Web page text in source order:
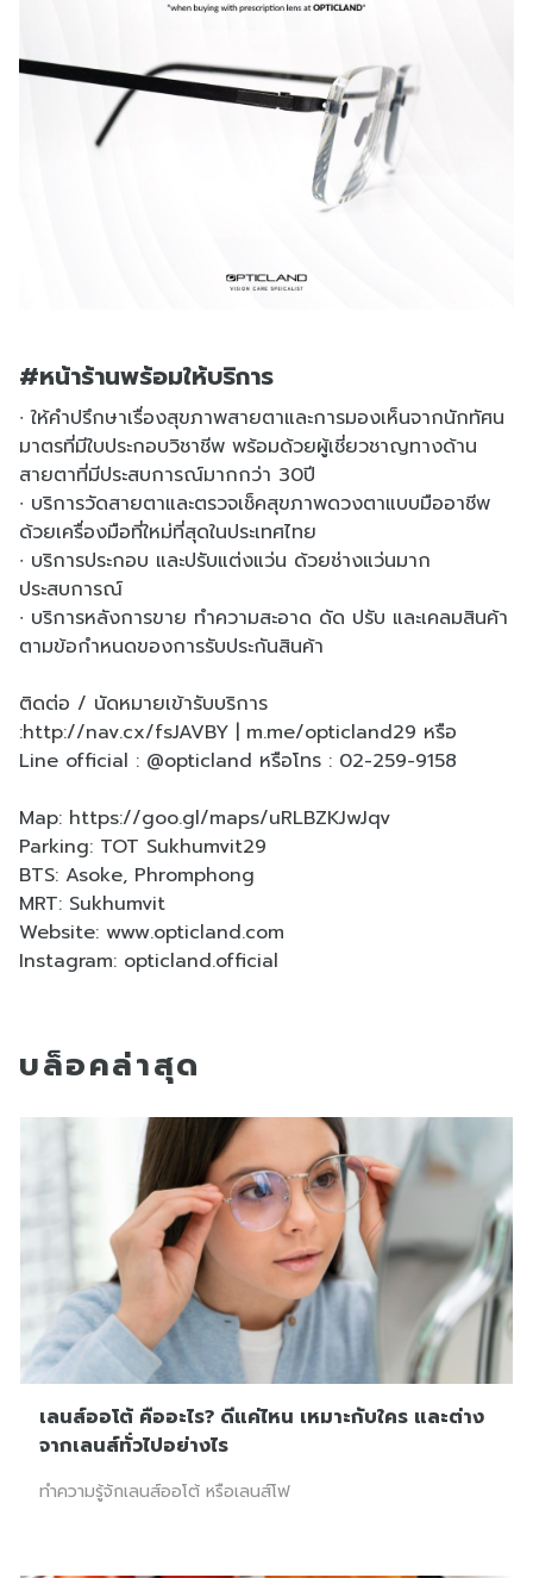
#หน้าร้านพร้อมให้บริการ
∙ ให้คำปรึกษาเรื่องสุขภาพสายตาและการมองเห็นจากนักทัศน
มาตรที่มีใบประกอบวิชาชีพ พร้อมด้วยผู้เชี่ยวชาญทางด้าน
สายตาที่มีประสบการณ์มากกว่า 30ปี
∙ บริการวัดสายตาและตรวจเช็คสุขภาพดวงตาแบบมืออาชีพ
ด้วยเครื่องมือที่ใหม่ที่สุดในประเทศไทย
∙ บริการประกอบ และปรับแต่งแว่น ด้วยช่างแว่นมาก
ประสบการณ์
∙ บริการหลังการขาย ทำความสะอาด ดัด ปรับ และเคลมสินค้า
ตามข้อกำหนดของการรับประกันสินค้า
ติดต่อ / นัดหมายเข้ารับบริการ
:http://nav.cx/fsJAVBY | m.me/opticland29 หรือ
Line official : @opticland หรือโทร : 02-259-9158
Map: https://goo.gl/maps/uRLBZKJwJqv
Parking: TOT Sukhumvit29
BTS: Asoke, Phromphong
MRT: Sukhumvit
Website: www.opticland.com
Instagram: opticland.official
บล็อคล่าสุด
เลนส์ออโต้ คืออะไร? ดีแค่ไหน เหมาะกับใคร และต่าง
จากเลนส์ทั่วไปอย่างไร
ทำความรู้จักเลนส์ออโต้ หรือเลนส์โฟ